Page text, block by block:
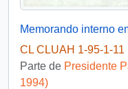
CL CLUAH 1-95-1-11
Parte de Presidente
1994)